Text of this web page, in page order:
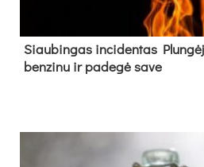
Siau­bin­gas in­ci­den­tas
ben­zi­nu ir pa­de­gė sa­ve